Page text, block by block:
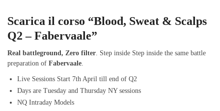
Scarica il corso “Blood, Sweat & Scalps
Q2 – Fabervaale”
Real battleground, Zero filter . Step inside Step inside the same battle
preparation of Fabervaale
Live Sessions Start 7th April till end of Q2
Days are Tuesday and Thursday NY sessions
NQ Intraday Models